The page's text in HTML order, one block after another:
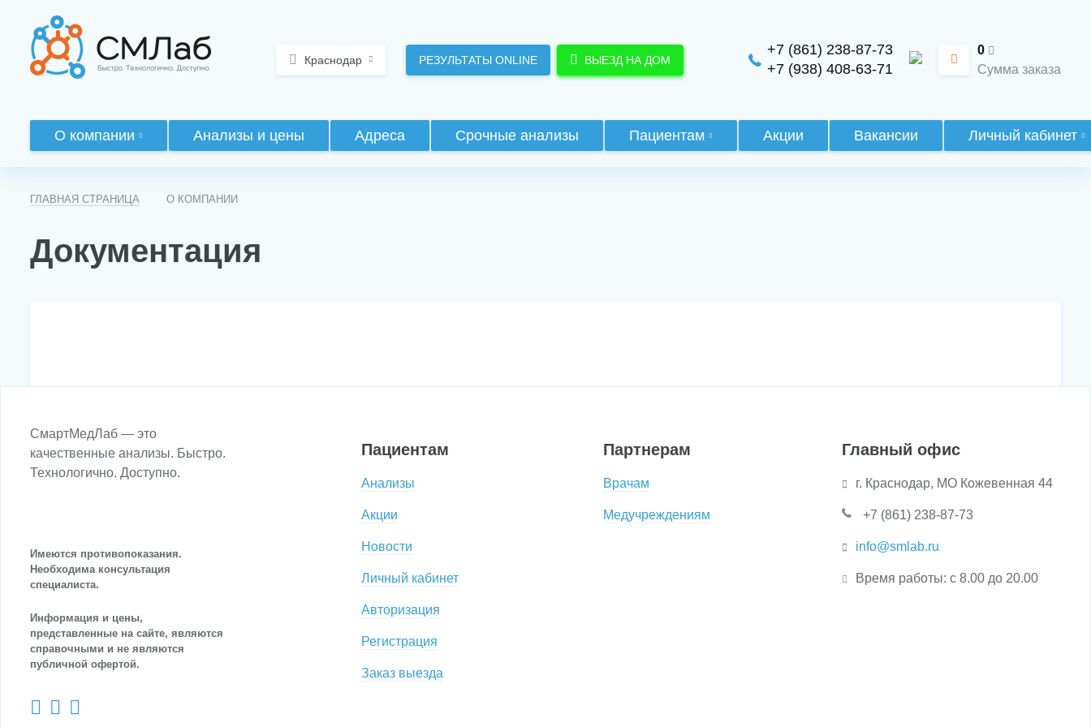
Краснодар РЕЗУЛЬТАТЫ ONLINE ВЫЕЗД НА ДОМ
+7 (861) 238-87-73
+7 (938) 408-63-71
0
Сумма заказа
О компании Анализы и цены Адреса Срочные анализы Пациентам Акции Вакансии Личный кабинет
ГЛАВНАЯ СТРАНИЦА О КОМПАНИИ
Документация
СмартМедЛаб — это
качественные анализы. Быстро.
Технологично. Доступно.
Имеются противопоказания.
Необходима консультация
специалиста.
Информация и цены,
представленные на сайте, являются
справочными и не являются
публичной офертой.
Пациентам
Анализы
Акции
Новости
Личный кабинет
Авторизация
Регистрация
Заказ выезда
Партнерам
Врачам
Медучреждениям
Главный офис
г. Краснодар, МО Кожевенная 44
+7 (861) 238-87-73
info@smlab.ru
Время работы: с 8.00 до 20.00